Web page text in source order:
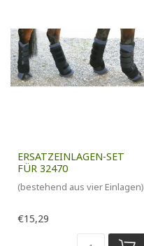
ERSATZEINLAGEN-SET
FÜR 32470
(bestehend aus vier Einlagen)
€15,29